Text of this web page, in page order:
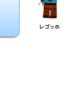
レゴッホ